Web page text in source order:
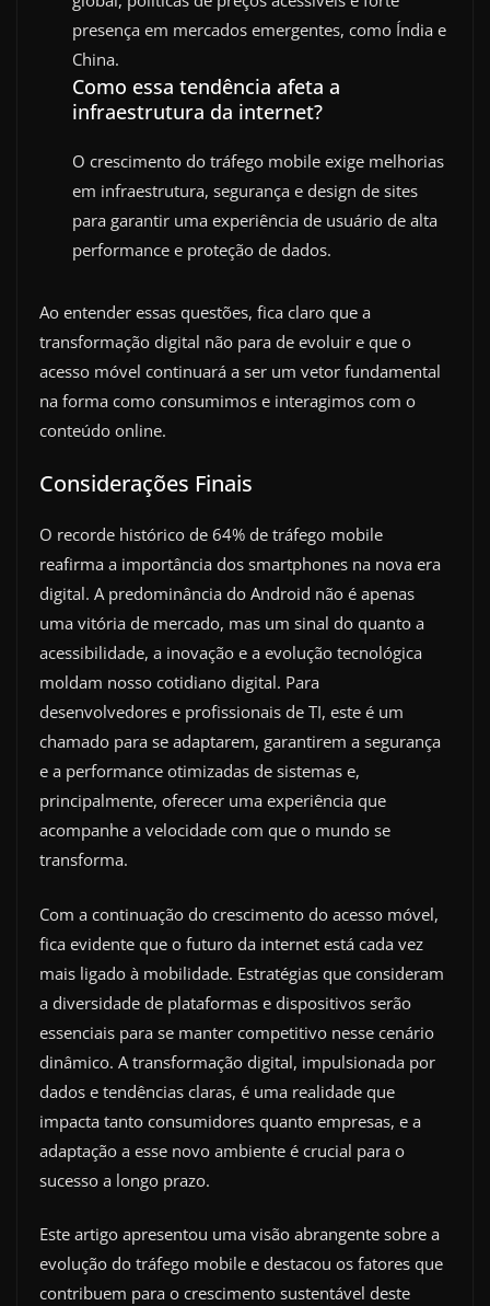
presença em mercados emergentes, como Índia e
China.
Como essa tendência afeta a
infraestrutura da internet?
O crescimento do tráfego mobile exige melhorias
em infraestrutura, segurança e design de sites
para garantir uma experiência de usuário de alta
performance e proteção de dados.
Ao entender essas questões, fica claro que a
transformação digital não para de evoluir e que o
acesso móvel continuará a ser um vetor fundamental
na forma como consumimos e interagimos com o
conteúdo online.
Considerações Finais
O recorde histórico de 64% de tráfego mobile
reafirma a importância dos smartphones na nova era
digital. A predominância do Android não é apenas
uma vitória de mercado, mas um sinal do quanto a
acessibilidade, a inovação e a evolução tecnológica
moldam nosso cotidiano digital. Para
desenvolvedores e profissionais de TI, este é um
chamado para se adaptarem, garantirem a segurança
e a performance otimizadas de sistemas e,
principalmente, oferecer uma experiência que
acompanhe a velocidade com que o mundo se
transforma.
Com a continuação do crescimento do acesso móvel,
fica evidente que o futuro da internet está cada vez
mais ligado à mobilidade. Estratégias que consideram
a diversidade de plataformas e dispositivos serão
essenciais para se manter competitivo nesse cenário
dinâmico. A transformação digital, impulsionada por
dados e tendências claras, é uma realidade que
impacta tanto consumidores quanto empresas, e a
adaptação a esse novo ambiente é crucial para o
sucesso a longo prazo.
Este artigo apresentou uma visão abrangente sobre a
evolução do tráfego mobile e destacou os fatores que
contribuem para o crescimento sustentável deste